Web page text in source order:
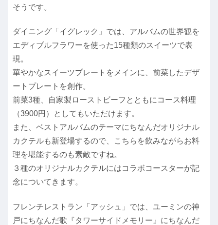
そうです。
ダイニング「イグレック」では、アルバムの世界観を
エディブルフラワーを使った15種類のスイーツで表
現。
華やかなスイーツプレートをメインに、前菜したデザ
ートプレートを創作。
前菜3種、自家製ローストビーフとともにコース料理
（3900円）としてもいただけます。
また、ベストアルバムのテーマにちなんだオリジナル
カクテルも新登場するので、こちらを飲みながらお料
理を堪能するのも素敵ですね。
３種のオリジナルカクテルにはコラボコースターが記
念についてきます。
フレンチレストラン「アッシュ」では、ユーミンの神
戸にちなんだ歌『タワーサイドメモリー』にちなんだ